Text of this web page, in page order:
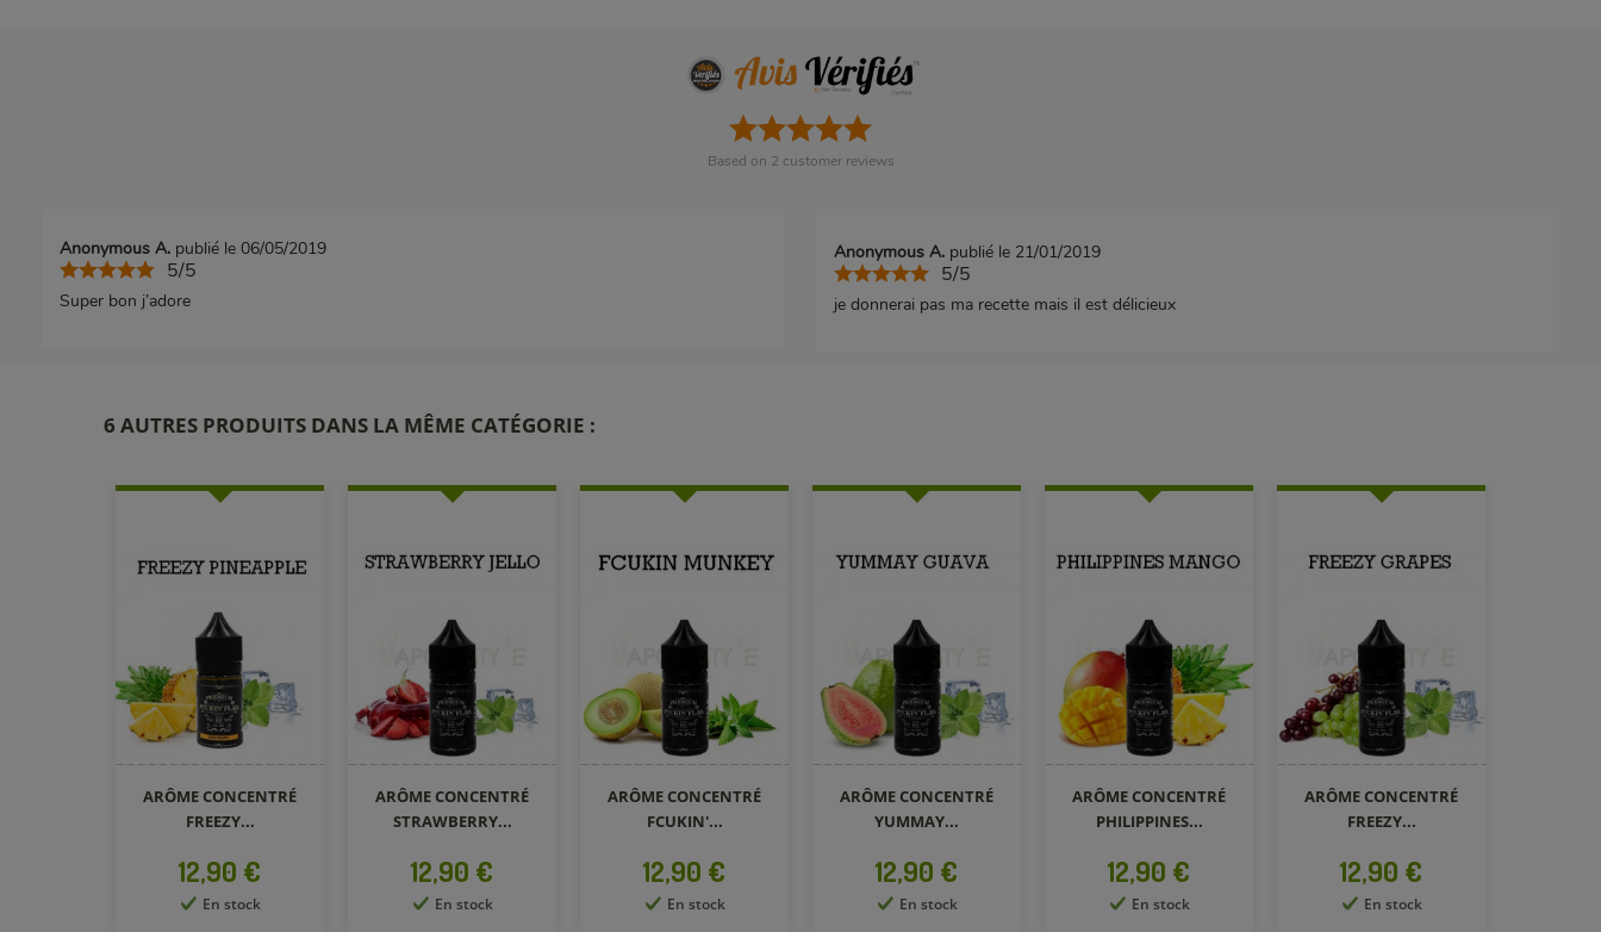
Based on 2 customer reviews
Anonymous A. publié le 06/05/2019
5/5
Super bon j’adore
Anonymous A. publié le 21/01/2019
5/5
je donnerai pas ma recette mais il est délicieux
6 AUTRES PRODUITS DANS LA MÊME CATÉGORIE :
ARÔME CONCENTRÉ
FREEZY...
Prix
12,90 €
En stock
ARÔME CONCENTRÉ
STRAWBERRY...
Prix
12,90 €
En stock
ARÔME CONCENTRÉ
FCUKIN'...
Prix
12,90 €
En stock
ARÔME CONCENTRÉ
YUMMAY...
Prix
12,90 €
En stock
ARÔME CONCENTRÉ
PHILIPPINES...
Prix
12,90 €
En stock
ARÔME CONCENTRÉ
FREEZY...
Prix
12,90 €
En stock